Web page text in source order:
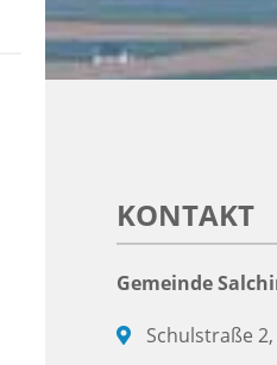
KONTAKT
Gemeinde
Schulstraße